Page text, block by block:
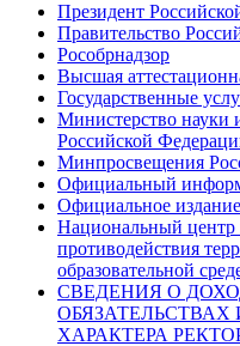
Президент
Правительство
Рособрнадзор
Высшая
Государственные
Министерство науки
Российской
Минпросвещения
Официальный
Официальное
Национальный
противодействия
образовательной
СВЕДЕНИЯ О
ХАРАКТЕРА